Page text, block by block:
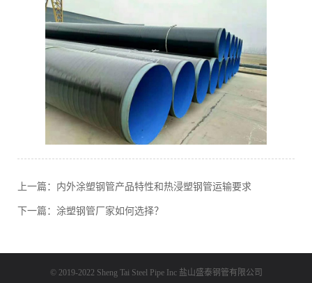
上一篇： 内外涂塑钢管产品特性和热浸塑钢管运输要求
下一篇： 涂塑钢管厂家如何选择？
© 2019-2022 Sheng Tai Steel Pipe Inc 盐山盛泰钢管有限公司